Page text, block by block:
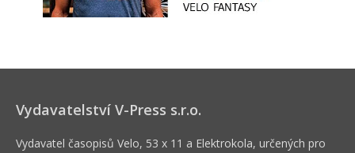
Vydavatelství V-Press s.r.o.
Vydavatel časopisů Velo, 53 x 11 a Elektrokola, určených pro